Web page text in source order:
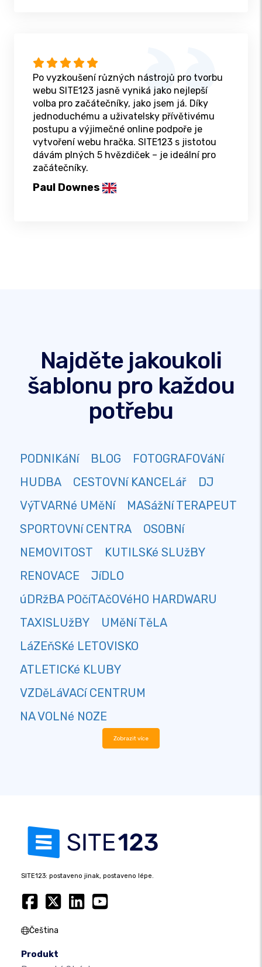
Po vyzkoušení různých nástrojů pro tvorbu
webu SITE123 jasně vyniká jako nejlepší
volba pro začátečníky, jako jsem já. Díky
jednoduchému a uživatelsky přívětivému
postupu a výjimečné online podpoře je
vytvoření webu hračka. SITE123 s jistotou
dávám plných 5 hvězdiček – je ideální pro
začátečníky.
Paul Downes
Najděte jakoukoli
šablonu pro každou
potřebu
PODNIKáNí BLOG
FOTOGRAFOVáNí
HUDBA
CESTOVNí KANCELář
DJ
VýTVARNé UMěNí
MASážNí TERAPEUT
SPORTOVNí CENTRA
OSOBNí
NEMOVITOST
KUTILSKé SLUžBY
RENOVACE
JíDLO
úDRžBA POčíTAčOVéHO HARDWARU
TAXISLUžBY
UMěNí TěLA
LáZEňSKé LETOVISKO
ATLETICKé KLUBY
VZDěLáVACí CENTRUM
NA VOLNé NOZE
Zobrazit více
SITE123: postaveno jinak, postaveno lépe.
Čeština
Produkt